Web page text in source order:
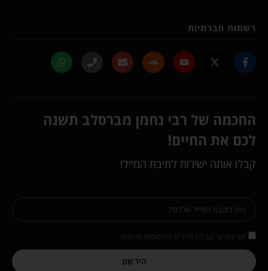
רשתות חברתיות
החכמה של רבי נחמן מברסלב תשנה
לכם את החיים!
קבלו אותה ישירות לתיבת המייל!
הירשם